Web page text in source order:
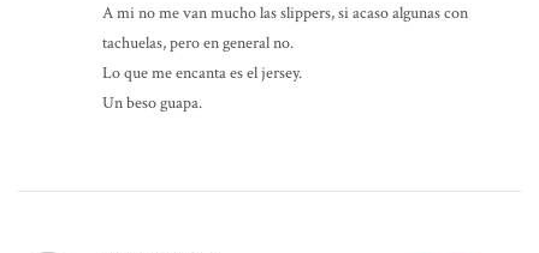
A mi no me van mucho las slippers, si acaso algunas con
tachuelas, pero en general no.
Lo que me encanta es el jersey.
Un beso guapa.